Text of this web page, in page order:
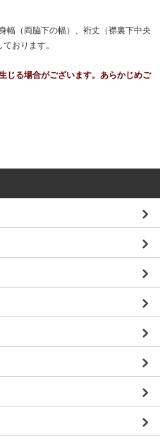
幅（両脇下の幅）、裄丈（襟裏下中央
おります。
じる場合がございます。あらかじめご